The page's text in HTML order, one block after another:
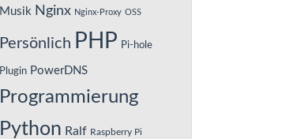
Musik Nginx Nginx-Proxy OSS
Persönlich PHP Pi-hole
Plugin PowerDNS
Programmierung
Python Ralf Raspberry Pi